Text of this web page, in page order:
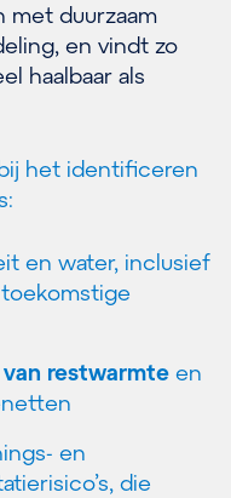
duurzaam
en vindt zo
haalbaar als
het identificeren
en water, inclusief
restwarmte en
en
die